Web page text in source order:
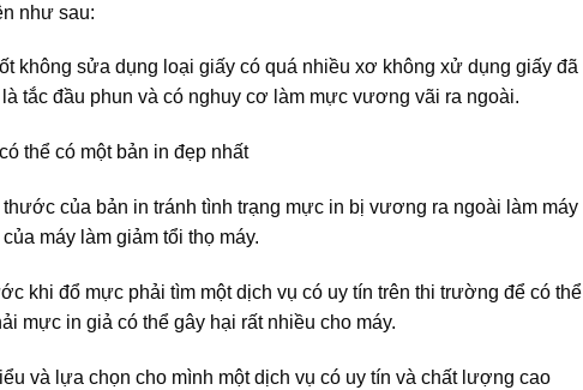
như sau:
không sửa dụng loại giấy có quá nhiều xơ không xử dụng giấy đã
tắc đầu phun và có nghuy cơ làm mực vương vãi ra ngoài.
thể có một bản in đẹp nhất
của bản in tránh tình trạng mực in bị vương ra ngoài làm máy
máy làm giảm tổi thọ máy.
khi đổ mực phải tìm một dịch vụ có uy tín trên thi trường để có thể
mực in giả có thể gây hại rất nhiều cho máy.
và lựa chọn cho mình một dịch vụ có uy tín và chất lượng cao